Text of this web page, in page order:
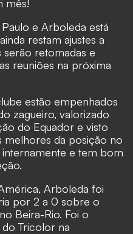
mês!
e Arboleda está
restam ajustes a
retomadas e
reuniões na próxima
estão empenhados
zagueiro, valorizado
do Equador e visto
da posição no
e tem bom
Arboleda foi
por 2 a 0 sobre o
Beira-Rio. Foi o
Tricolor na